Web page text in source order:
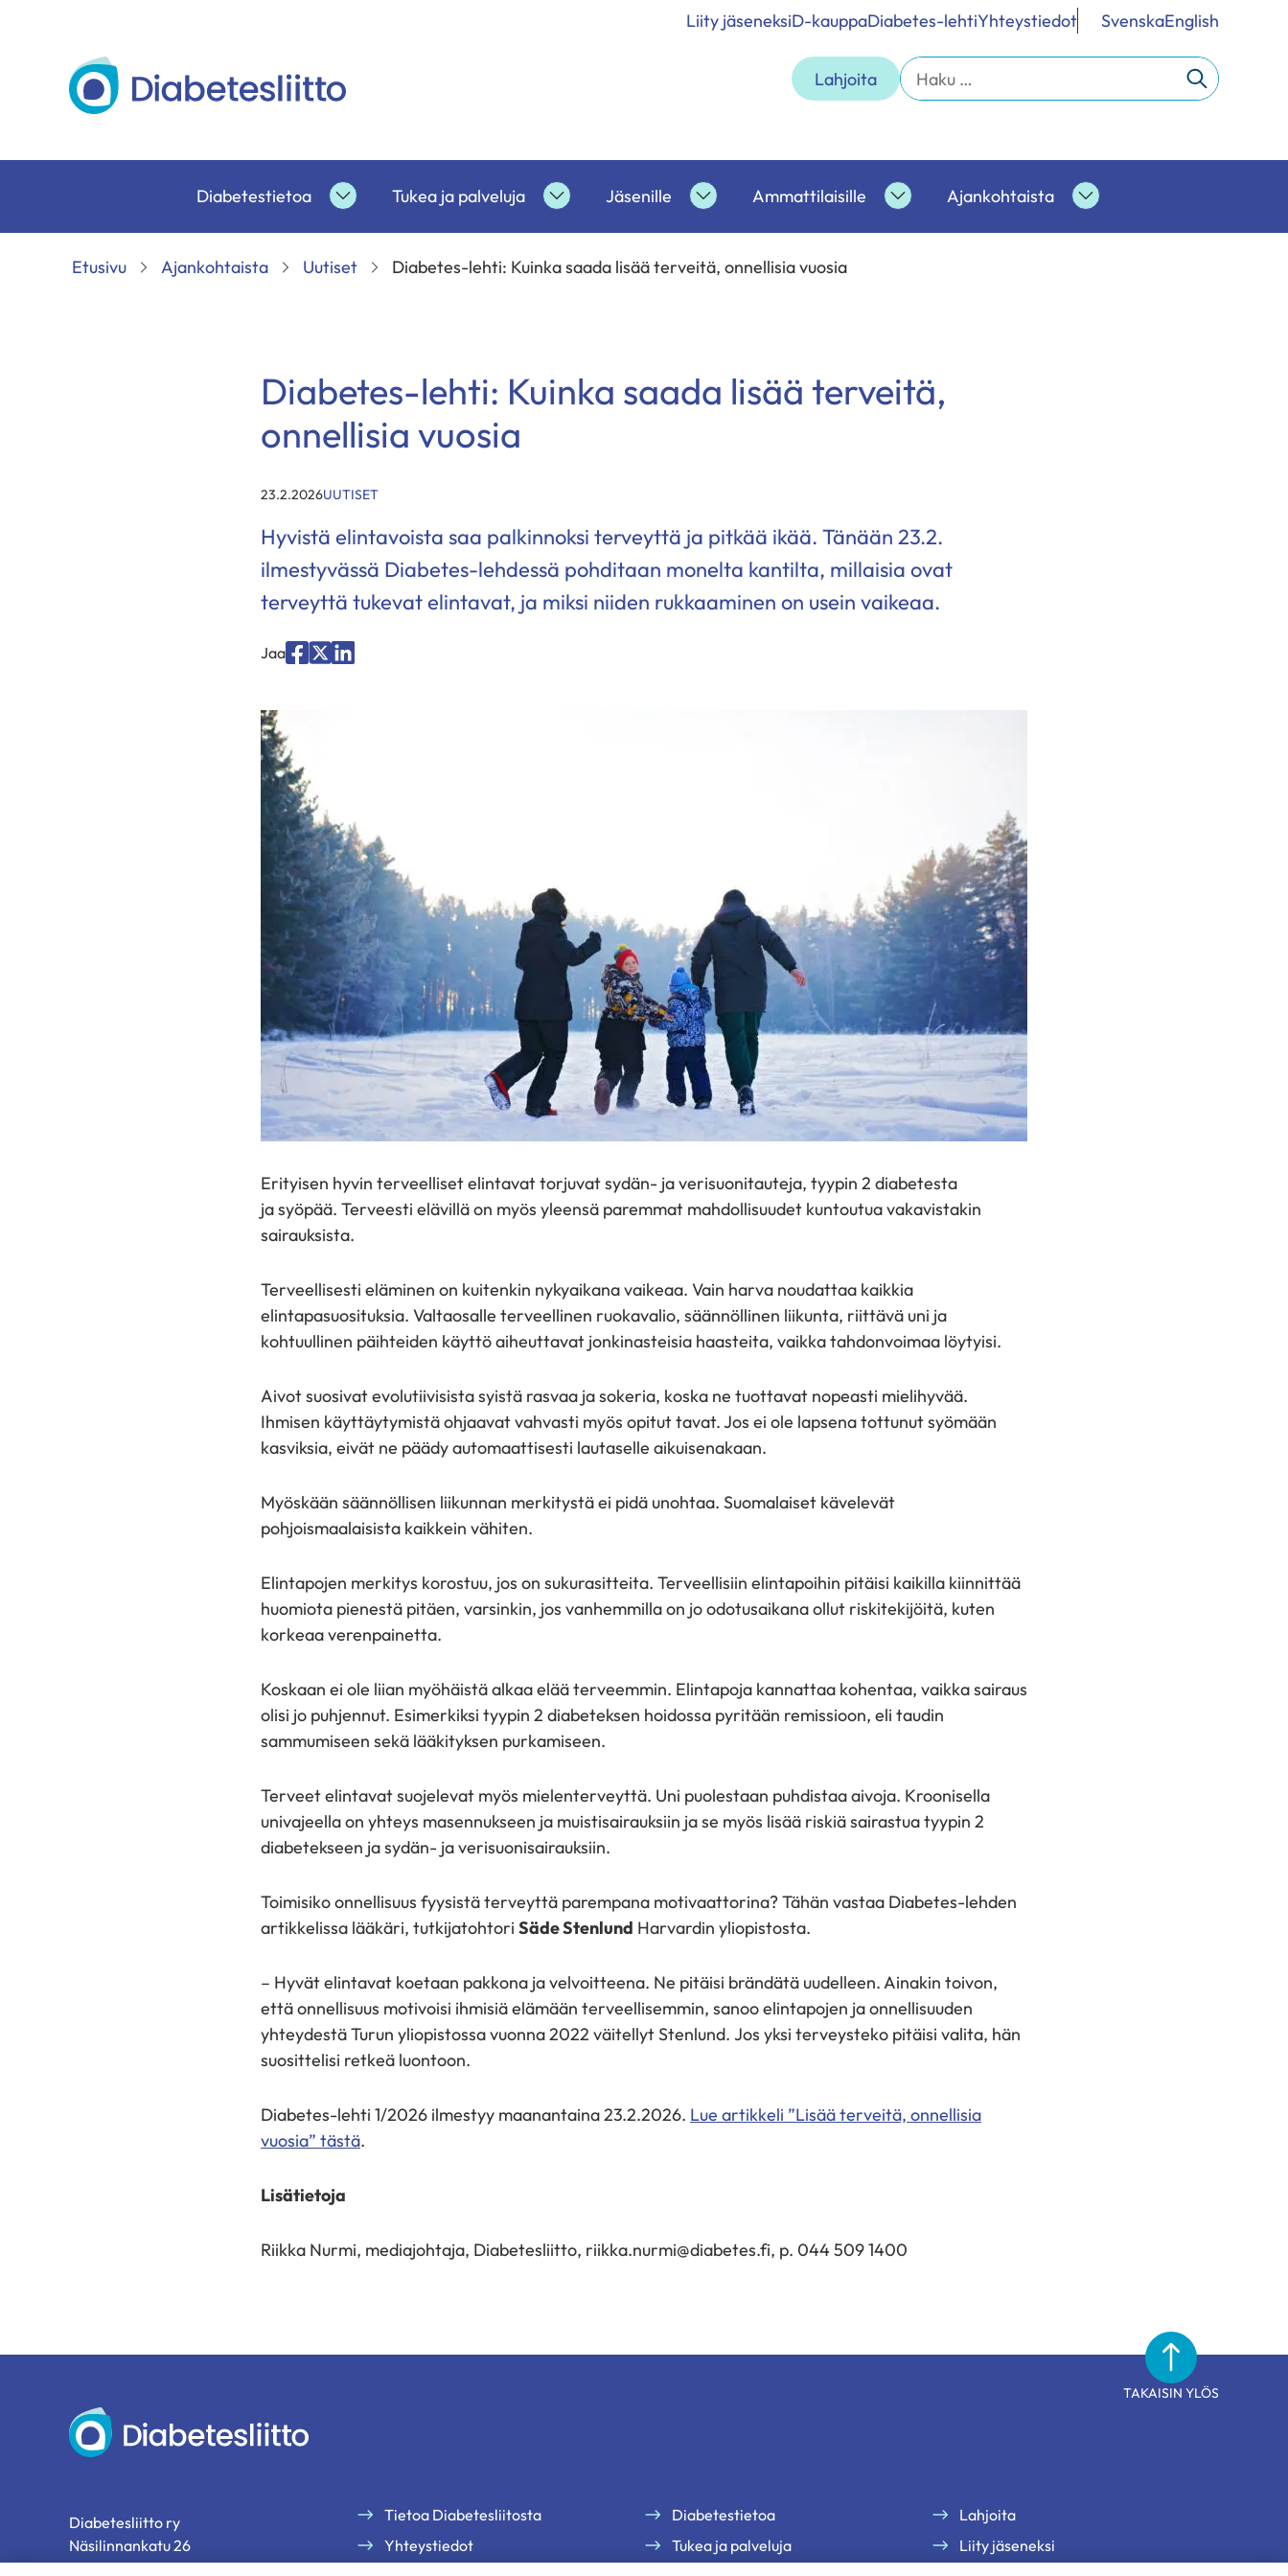
Liity jäseneksiD-kauppaDiabetes-lehtiYhteystiedot SvenskaEnglish
Diabetesliitto Lahjoita Haku:
Diabetestietoa
Diabetestietoa
alasivut
Tukea ja palveluja
Tukea
ja
alasivut
Jäsenille
Jäsenille
alasivut
Ammattilaisille
Ammattilaisille
alasivut
Ajankohtaista
Ajankohtaista
alasivut
Etusivu
Ajankohtaista Uutiset Diabetes-lehti: Kuinka saada lisää terveitä, onnellisia vuosia
Diabetes-lehti: Kuinka saada lisää terveitä,
onnellisia vuosia
23.2.2026KATEGORIAT
UUTISET
Hyvistä elintavoista saa palkinnoksi terveyttä ja pitkää ikää. Tänään 23.2.
ilmestyvässä Diabetes-lehdessä pohditaan monelta kantilta, millaisia ovat
terveyttä tukevat elintavat, ja miksi niiden rukkaaminen on usein vaikeaa.
Jaa
Erityisen hyvin terveelliset elintavat torjuvat sydän- ja verisuonitauteja, tyypin 2 diabetesta
ja syöpää. Terveesti elävillä on myös yleensä paremmat mahdollisuudet kuntoutua vakavistakin
sairauksista.
Terveellisesti eläminen on kuitenkin nykyaikana vaikeaa. Vain harva noudattaa kaikkia
elintapasuosituksia. Valtaosalle terveellinen ruokavalio, säännöllinen liikunta, riittävä uni ja
kohtuullinen päihteiden käyttö aiheuttavat jonkinasteisia haasteita, vaikka tahdonvoimaa löytyisi.
Aivot suosivat evolutiivisista syistä rasvaa ja sokeria, koska ne tuottavat nopeasti mielihyvää.
Ihmisen käyttäytymistä ohjaavat vahvasti myös opitut tavat. Jos ei ole lapsena tottunut syömään
kasviksia, eivät ne päädy automaattisesti lautaselle aikuisenakaan.
Myöskään säännöllisen liikunnan merkitystä ei pidä unohtaa. Suomalaiset kävelevät
pohjoismaalaisista kaikkein vähiten.
Elintapojen merkitys korostuu, jos on sukurasitteita. Terveellisiin elintapoihin pitäisi kaikilla kiinnittää
huomiota pienestä pitäen, varsinkin, jos vanhemmilla on jo odotusaikana ollut riskitekijöitä, kuten
korkeaa verenpainetta.
Koskaan ei ole liian myöhäistä alkaa elää terveemmin. Elintapoja kannattaa kohentaa, vaikka sairaus
olisi jo puhjennut. Esimerkiksi tyypin 2 diabeteksen hoidossa pyritään remissioon, eli taudin
sammumiseen sekä lääkityksen purkamiseen.
Terveet elintavat suojelevat myös mielenterveyttä. Uni puolestaan puhdistaa aivoja. Kroonisella
univajeella on yhteys masennukseen ja muistisairauksiin ja se myös lisää riskiä sairastua tyypin 2
diabetekseen ja sydän- ja verisuonisairauksiin.
Toimisiko onnellisuus fyysistä terveyttä parempana motivaattorina? Tähän vastaa Diabetes-lehden
artikkelissa lääkäri, tutkijatohtori Säde Stenlund Harvardin yliopistosta.
– Hyvät elintavat koetaan pakkona ja velvoitteena. Ne pitäisi brändätä uudelleen. Ainakin toivon,
että onnellisuus motivoisi ihmisiä elämään terveellisemmin, sanoo elintapojen ja onnellisuuden
yhteydestä Turun yliopistossa vuonna 2022 väitellyt Stenlund. Jos yksi terveysteko pitäisi valita, hän
suosittelisi retkeä luontoon.
Diabetes-lehti 1/2026 ilmestyy maanantaina 23.2.2026. Lue artikkeli ”Lisää terveitä, onnellisia
vuosia” tästä.
Lisätietoja
Riikka Nurmi, mediajohtaja, Diabetesliitto, riikka.nurmi@diabetes.fi, p. 044 509 1400
TAKAISIN YLÖS
Diabetesliitto
Diabetesliitto ry
Näsilinnankatu 26
33200 Tampere
Tietoa Diabetesliitosta
Yhteystiedot
Diabetestietoa
Tukea ja palveluja
Lahjoita
Liity jäseneksi